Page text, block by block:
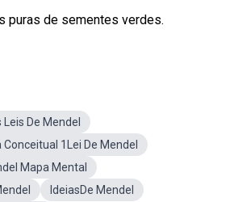
puras de sementes verdes.
De Mendel
Conceitual 1Lei De Mendel
Mapa Mental
IdeiasDe Mendel